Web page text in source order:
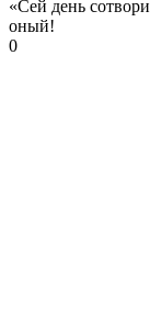
«Сей день
оный!
0